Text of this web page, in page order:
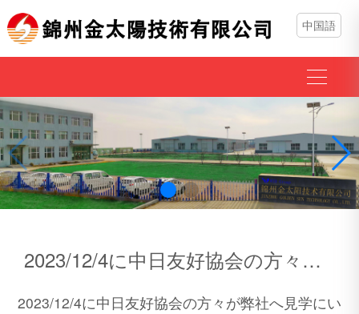
中国語
2023/12/4に中日友好協会の方々が弊社へ見学にいらっしゃいました。
2023/12/4に中日友好協会の方々が弊社へ見学にい